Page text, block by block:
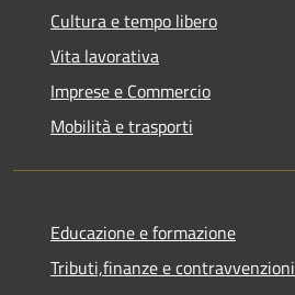
Cultura e tempo libero
Vita lavorativa
Imprese e Commercio
Mobilità e trasporti
Educazione e formazione
Tributi,finanze e contravvenzioni